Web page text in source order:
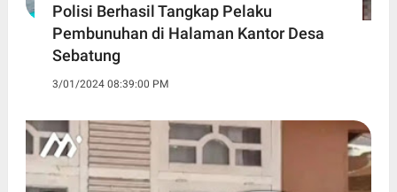
Polisi Berhasil Tangkap Pelaku
Pembunuhan di Halaman Kantor Desa
Sebatung
3/01/2024 08:39:00 PM